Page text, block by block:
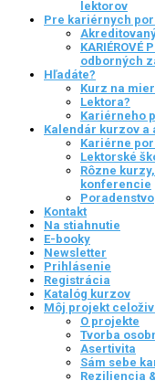
lektorov
Pre kariérnych
Akreditovaný
KARIÉROVÉ
odborných
Hľadáte?
Kurz na
Lektora?
Kariérneho
Kalendár kurzov a
Kariérne
Lektorské
Rôzne
konferencie
Poradenstvo
Kontakt
Na stiahnutie
E-booky
Newsletter
Prihlásenie
Registrácia
Katalóg kurzov
Môj projekt
O projekte
Tvorba
Asertivita
Sám sebe
Reziliencia